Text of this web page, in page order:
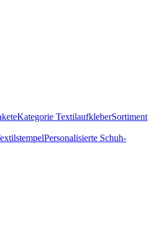
Kategorie TextilaufkleberSortiment
Personalisierte Schuh-